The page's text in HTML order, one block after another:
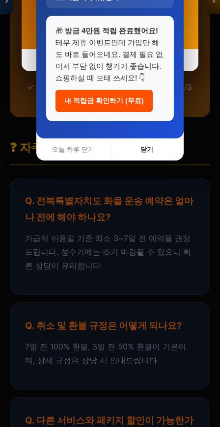
엄 파트너사만 제휴
투명한 가격: 숨은 비용 없는 명확한 요금제
24시간 상담:언제든 전문 상담사 연결
✓ 서비스 완료 후에도 책임지는 A/S
❓ 자주 묻는 질문
Q. 전북특별자치도 화물 운송 예약은 얼마
나 전에 해야 하나요?
가급적 이용일 기준 최소 3~7일 전 예약을 권장
드립니다. 성수기에는 조기 마감될 수 있으니 빠
른 상담이 유리합니다.
Q. 취소 및 환불 규정은 어떻게 되나요?
7일 전 100% 환불, 3일 전 50% 환불이 기본이
며, 상세 규정은 상담 시 안내드립니다.
Q. 다른 서비스와 패키지 할인이 가능한가
🎁 방금 4만원 적립 완료했어요!
테무 제휴 이벤트인데 가입만 해
도 바로 들어오네요. 결제 필요 없
어서 부담 없이 챙기기 좋습니다.
쇼핑하실 때 보태 쓰세요! 👇
내 적립금 확인하기 (무료)
오늘 하루 닫기 닫기
자세히 보기 →
오늘 하루 닫기 닫기
자세히 보기 →
오늘 하루 닫기 닫기